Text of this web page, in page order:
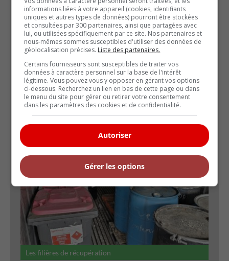
Les filières de récupération
informations liées à votre appareil (cookies, identifiants
uniques et autres types de données) pourront être stockées
et consultées par 300 partenaires, ainsi que partagées avec
lui, ou utilisées spécifiquement par ce site. Nos partenaires et
nous-mêmes sommes susceptibles d'utiliser des données de
géolocalisation précises. Liste des partenaires.
Certains fournisseurs sont susceptibles de traiter vos
données à caractère personnel sur la base de l'intérêt
légitime. Vous pouvez vous y opposer en gérant vos options
ci-dessous. Recherchez un lien en bas de cette page ou dans
le menu du site pour gérer ou retirer votre consentement
dans les paramètres des cookies et de confidentialité.
Autoriser
Gérer les options